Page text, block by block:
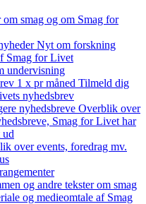
om smag og om Smag for
Nyt om forskning
Smag for Livet
undervisning
1 x pr måned Tilmeld dig
nyhedsbrev
nyhedsbreve Overblik over
Smag for Livet har
ud
over events, foredrag mv.
og andre tekster om smag
og medieomtale af Smag